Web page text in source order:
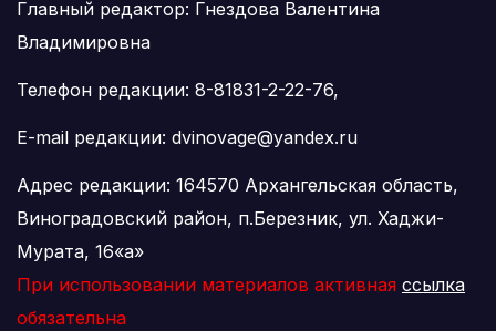
Главный редактор: Гнездова Валентина
Владимировна
Телефон редакции: 8-81831-2-22-76,
E-mail редакции: dvinovage@yandex.ru
Адрес редакции: 164570 Архангельская область,
Виноградовский район, п.Березник, ул. Хаджи-
Мурата, 16«а»
При использовании материалов активная ссылка
обязательна